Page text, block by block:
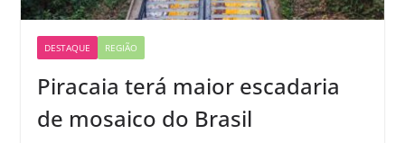
DESTAQUE REGIÃO
Piracaia terá maior escadaria
de mosaico do Brasil